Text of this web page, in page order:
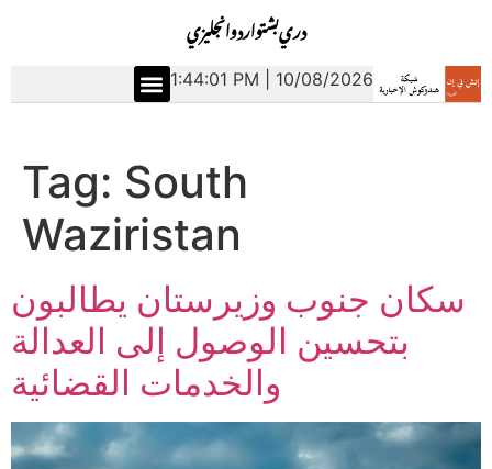
انجليزياردوبشتودري
1:44:02 PM | 10/08/2026
Tag: South
Waziristan
سكان جنوب وزيرستان يطالبون
بتحسين الوصول إلى العدالة
والخدمات القضائية